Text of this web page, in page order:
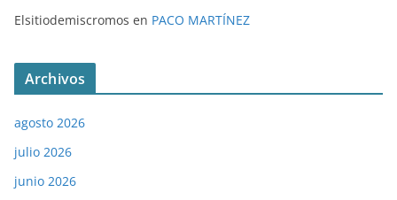
Elsitiodemiscromos en PACO MARTÍNEZ
Archivos
agosto 2026
julio 2026
junio 2026